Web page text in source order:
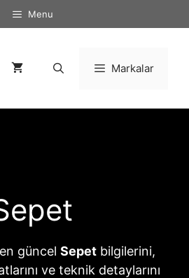
Menu
Markalar
güncel Sepet bilgilerini,
ve teknik detaylarını